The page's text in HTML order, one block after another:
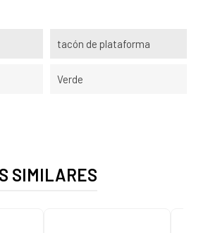
tacón de plataforma
Verde
SIMILARES